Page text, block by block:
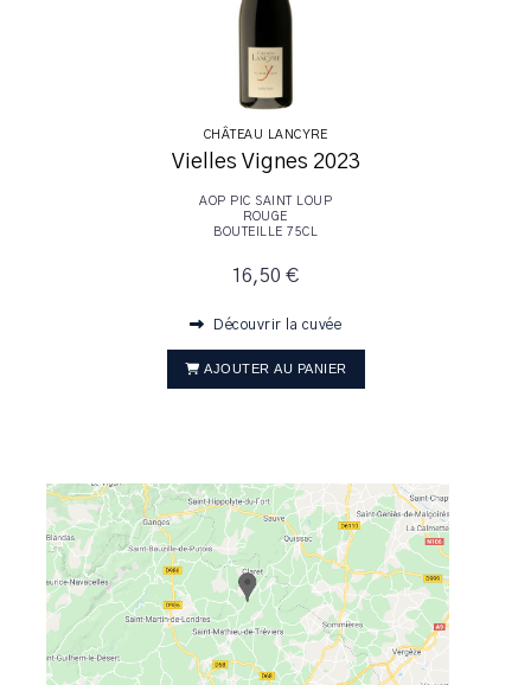
CHÂTEAU LANCYRE
Vielles Vignes 2023
AOP PIC SAINT LOUP
ROUGE
BOUTEILLE 75CL
16,50 €
Découvrir la cuvée
AJOUTER AU PANIER